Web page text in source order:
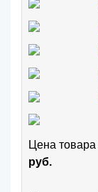
Цена
руб.